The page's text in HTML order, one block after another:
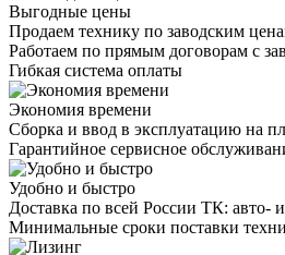
Выгодные цены
Продаем технику по заводским
Работаем по прямым договорам с
Гибкая система оплаты
Экономия времени
Сборка и ввод в эксплуатацию на
Гарантийное сервисное
Удобно и быстро
Доставка по всей России ТК: авто-
Минимальные сроки поставки